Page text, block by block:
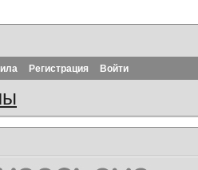
Регистрация Войти